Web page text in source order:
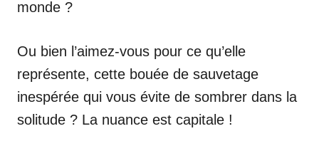
monde ?
Ou bien l’aimez-vous pour ce qu’elle
représente, cette bouée de sauvetage
inespérée qui vous évite de sombrer dans la
solitude ? La nuance est capitale !